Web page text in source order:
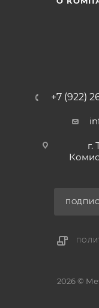
+7 (922)
г.
2026 ©